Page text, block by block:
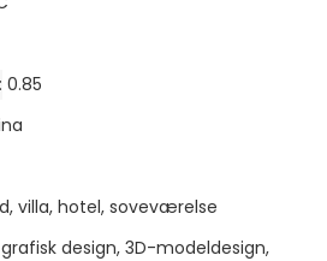
0.85
villa, hotel, soveværelse
grafisk design, 3D-modeldesign,